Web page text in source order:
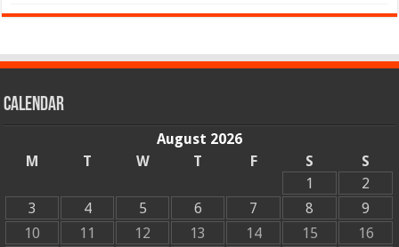
Calendar
August 2026
M
T W T F S
S
1
2
3
4 5 6 7 8
9
10
11 12 13 14 15
16